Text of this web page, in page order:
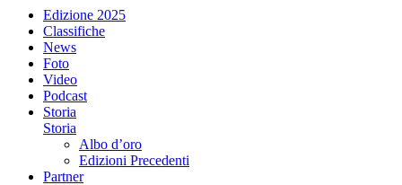
Edizione 2025
Classifiche
News
Foto
Video
Podcast
Storia
Storia
Albo d’oro
Edizioni Precedenti
Partner